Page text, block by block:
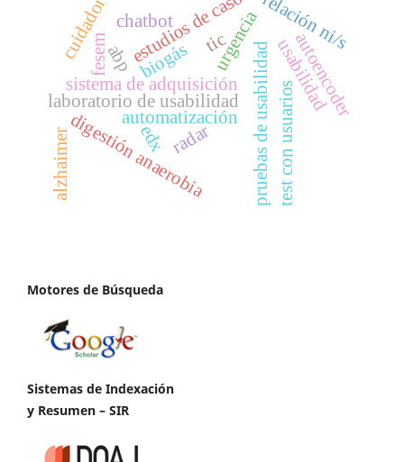
laboratorio de usabilidad pruebas de usabilidadtest con usuarios
usabilidad
sistema de adquisición
digestión anaerobia
automatización
biogás autoencoder
abpestudios de caso
fesem
edx
relación ni/s
chatbot
alzhaimer
cuidador urgencia
tic
radar
Motores de Búsqueda
Sistemas de Indexación
y Resumen – SIR